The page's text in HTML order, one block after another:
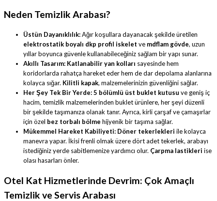
Neden Temizlik Arabası?
Üstün Dayanıklılık:Ağır koşullara dayanacak şekilde üretilen
elektrostatik boyalı dkp profil iskelet ve mdflam gövde, uzun
yıllar boyunca güvenle kullanabileceğiniz sağlam bir yapı sunar.
Akıllı Tasarım: Katlanabilir yan kolları sayesinde hem
koridorlarda rahatça hareket eder hem de dar depolama alanlarına
kolayca sığar. Kilitli kapak, malzemelerinizin güvenliğini sağlar.
Her Şey Tek Bir Yerde:5 bölümlü üst buklet kutusu ve geniş iç
hacim, temizlik malzemelerinden buklet ürünlere, her şeyi düzenli
bir şekilde taşımanıza olanak tanır. Ayrıca, kirli çarşaf ve çamaşırlar
için özel bez torbalı bölme hijyenik bir taşıma sağlar.
Mükemmel Hareket Kabiliyeti: Döner tekerlekleri ile kolayca
manevra yapar. İkisi frenli olmak üzere dört adet tekerlek, arabayı
istediğiniz yerde sabitlemenize yardımcı olur. Çarpma lastikleri ise
olası hasarları önler.
Otel Kat Hizmetlerinde Devrim: Çok Amaçlı
Temizlik ve Servis Arabası